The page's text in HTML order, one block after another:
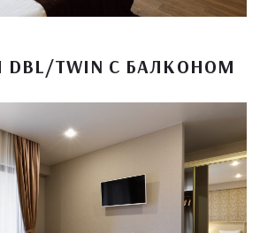
TWIN С БАЛКОНОМ